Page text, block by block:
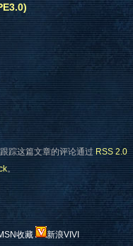
踪这篇文章的评论通过 RSS 2.0
。
收藏 新浪VIVI